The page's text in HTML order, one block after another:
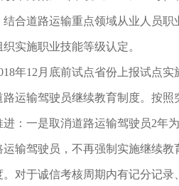
结合道路运输重点领域从业人员
实施职业技能等级认定。
12月底前试点省份上报试点实
输驾驶员继续教育制度。按照
：一是取消道路运输驾驶员2年
运输驾驶员，不再强制实施继续
对于诚信考核周期内有记分记